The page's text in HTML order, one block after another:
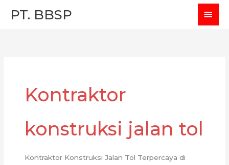
PT. BBSP
Kontraktor
konstruksi jalan tol
Kontraktor Konstruksi Jalan Tol Terpercaya di